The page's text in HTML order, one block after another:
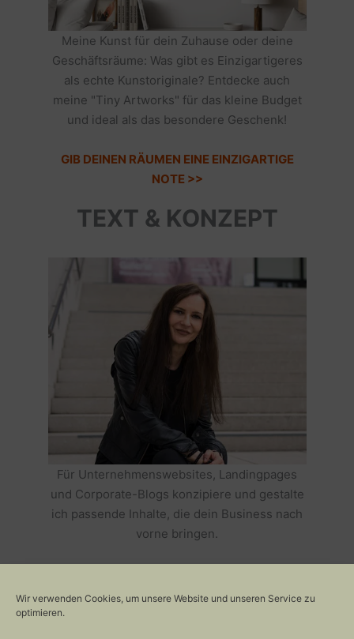
Wir verwenden Cookies, um unsere Website und unseren Service zu
optimieren.
Meine Kunst für dein Zuhause oder deine
Geschäftsräume: Was gibt es Einzigartigeres
als echte Kunstoriginale? Entdecke auch
meine "Tiny Artworks" für das kleine Budget
und ideal als das besondere Geschenk!
GIB DEINEN RÄUMEN EINE EINZIGARTIGE
NOTE >>
TEXT & KONZEPT
Für Unternehmenswebsites, Landingpages
und Corporate-Blogs konzipiere und gestalte
ich passende Inhalte, die dein Business nach
vorne bringen.
ERFOLGREICH MACHEN >>